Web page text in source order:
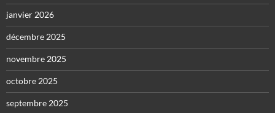
janvier 2026
décembre 2025
novembre 2025
octobre 2025
septembre 2025